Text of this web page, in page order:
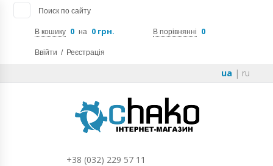
Поиск по сайту
В кошику 0 на 0 грн. В порівнянні 0
Ввійти / Реєстрація
ua | ru
+38 (032) 229 57 11